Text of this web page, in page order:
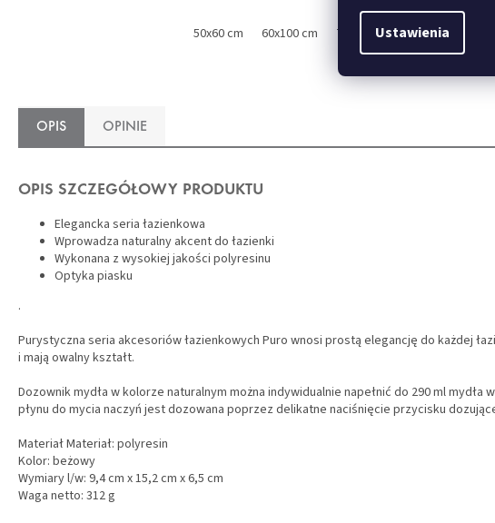
Ustawienia
50x60 cm 60x100 cm 70x120 cm
OPIS OPINIE
OPIS SZCZEGÓŁOWY PRODUKTU
Elegancka seria łazienkowa
Wprowadza naturalny akcent do łazienki
Wykonana z wysokiej jakości polyresinu
Optyka piasku
.
Purystyczna seria akcesoriów łazienkowych Puro wnosi prostą elegancję do każdej
i mają owalny kształt.
Dozownik mydła w kolorze naturalnym można indywidualnie napełnić do 290 ml mydła
płynu do mycia naczyń jest dozowana poprzez delikatne naciśnięcie przycisku
Materiał Materiał: polyresin
Kolor: beżowy
Wymiary l/w: 9,4 cm x 15,2 cm x 6,5 cm
Waga netto: 312 g